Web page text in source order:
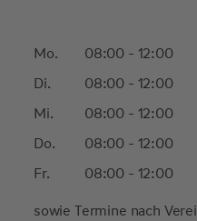
Mo. 08:00 - 12:00
Di.
08:00 - 12:00
Mi.
08:00 - 12:00
Do.
08:00 - 12:00
Fr.
08:00 - 12:00
sowie Termine nach